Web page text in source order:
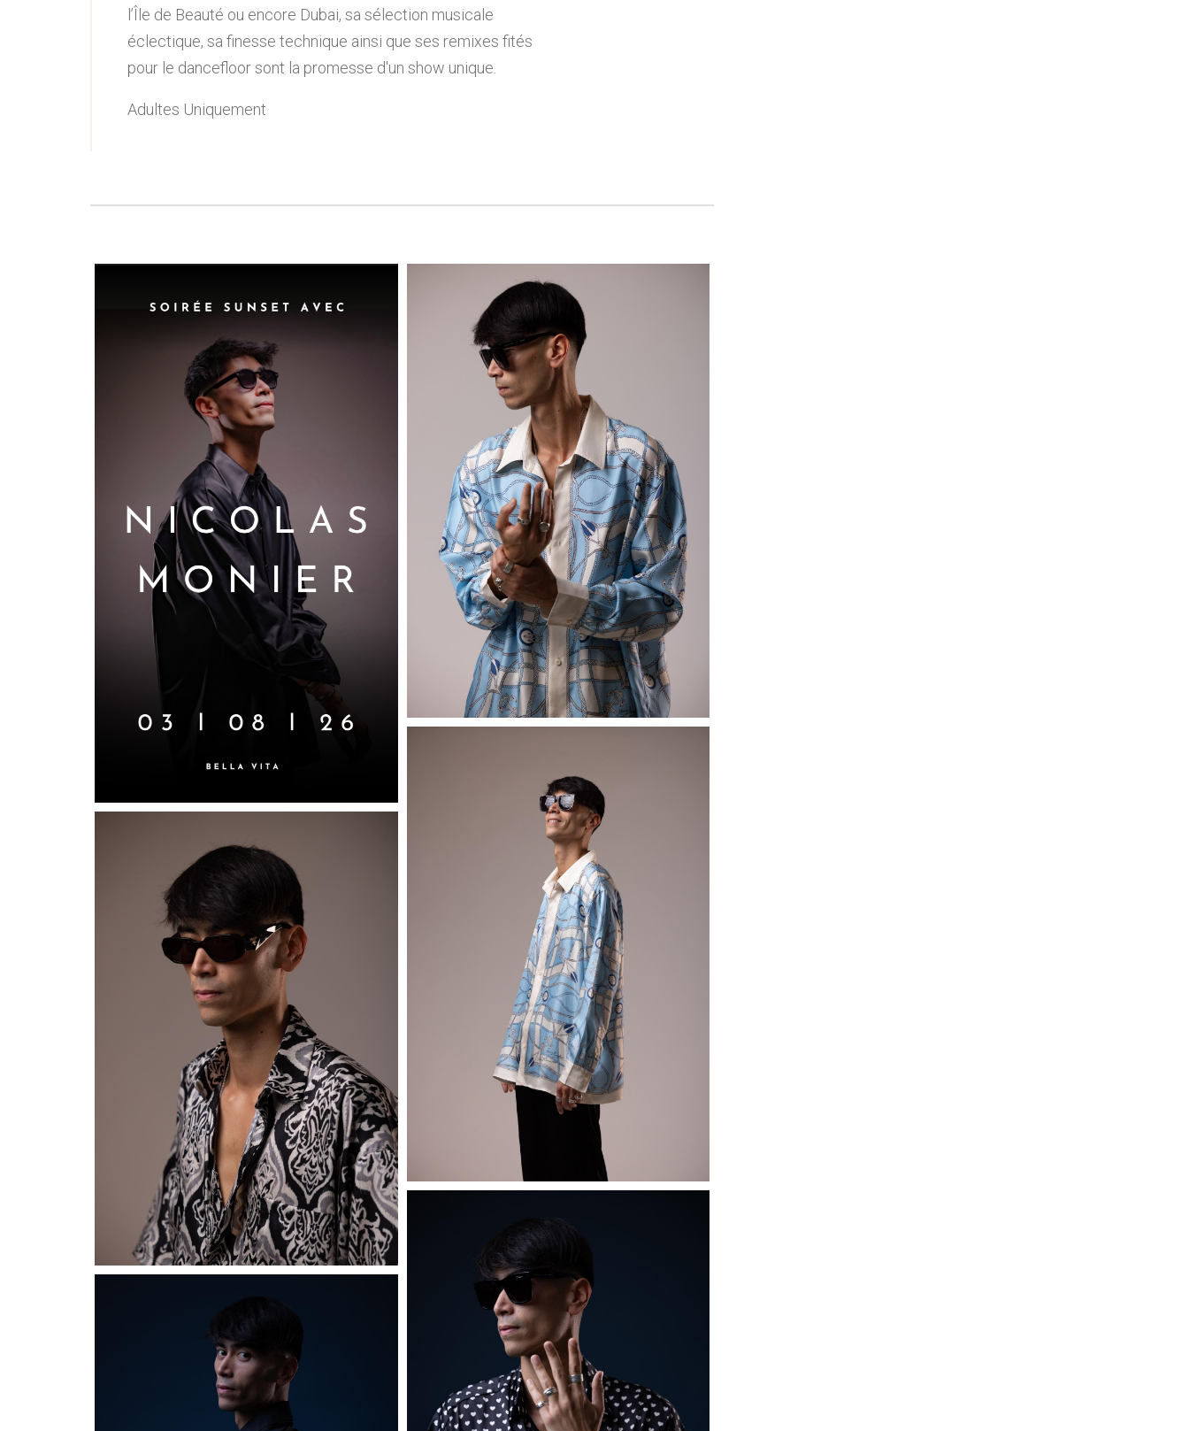
l’Île de Beauté ou encore Dubai, sa sélection musicale
éclectique, sa finesse technique ainsi que ses remixes fités
pour le dancefloor sont la promesse d'un show unique.
Adultes Uniquement